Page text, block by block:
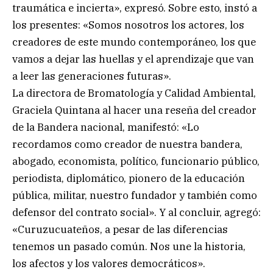
traumática e incierta», expresó. Sobre esto, instó a
los presentes: «Somos nosotros los actores, los
creadores de este mundo contemporáneo, los que
vamos a dejar las huellas y el aprendizaje que van
a leer las generaciones futuras».
La directora de Bromatología y Calidad Ambiental,
Graciela Quintana al hacer una reseña del creador
de la Bandera nacional, manifestó: «Lo
recordamos como creador de nuestra bandera,
abogado, economista, político, funcionario público,
periodista, diplomático, pionero de la educación
pública, militar, nuestro fundador y también como
defensor del contrato social». Y al concluir, agregó:
«Curuzucuateños, a pesar de las diferencias
tenemos un pasado común. Nos une la historia,
los afectos y los valores democráticos».